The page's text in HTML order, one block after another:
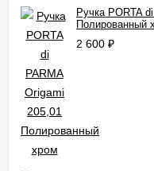
Ручка PORTA
Полированный
2 600 ₽